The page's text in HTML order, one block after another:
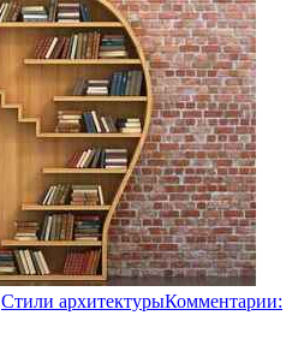
Стили архитектурыКомментарии: